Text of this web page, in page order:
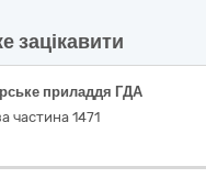
зацікавити
приладдя ГДА
частина 1471